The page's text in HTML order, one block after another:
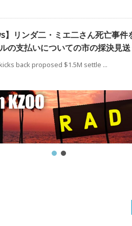
】リンダ二・ミエ二さん死亡事件
の支払いについての市の採決見送
back proposed $1.5M settle ...